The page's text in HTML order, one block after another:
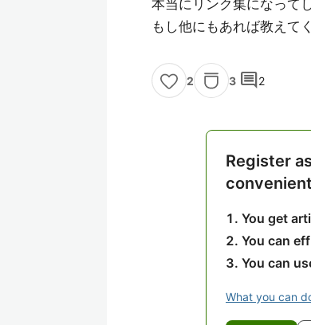
本当にリンク集になって
もし他にもあれば教えて
2 3 comment2
Register
You get
You can
You can
What you can